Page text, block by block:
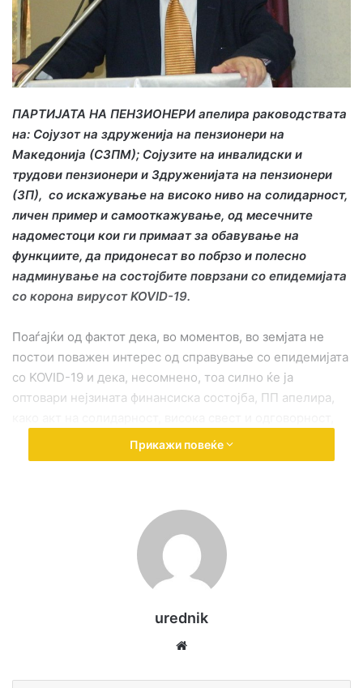
a
ПАРТИЈАТА НА ПЕНЗИОНЕРИ апелира раководствата
на: Сојузот на здруженија на пензионери на
Македонија (СЗПМ); Сојузите на инвалидски и
трудови пензионери и Здруженијата на пензионери
(ЗП), со искажување на високо ниво на солидарност,
личен пример и самооткажување, од месечните
надоместоци кои ги примаат за обавување на
функциите, да придонесат во побрзо и полесно
надминување на состојбите поврзани со епидемијата
со корона вирусотKOVID-19.
Поаѓајќи од фактот дека, во моментов, во земјата не
постои поважен интерес од справување со епидемијата
со KOVID-19 и дека, несомнено, тоа силно ќе ја
оптовари нејзината финансиска состојба, ПП апелира,
сите членови на раководства и платени извршители во
Сојузите и Здруженијата на пензионери, во периодот
од пензионерите. Апелираме здруженијата да донесат
одлуки нивните вработени да примаат плати, во износ,
соодветен на одлуките на Владата за плати на
вработените во државната и јавна администрација, а
уплатат на сметка на „Фондот“ за надминување на
последиците од епидемијата.
Покрај наведеното, имајќи во предвид дека
Прикажи повеќе
urednik
te